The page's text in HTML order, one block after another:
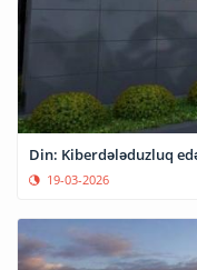
Din: Kiberdələduzluq
19-03-2026